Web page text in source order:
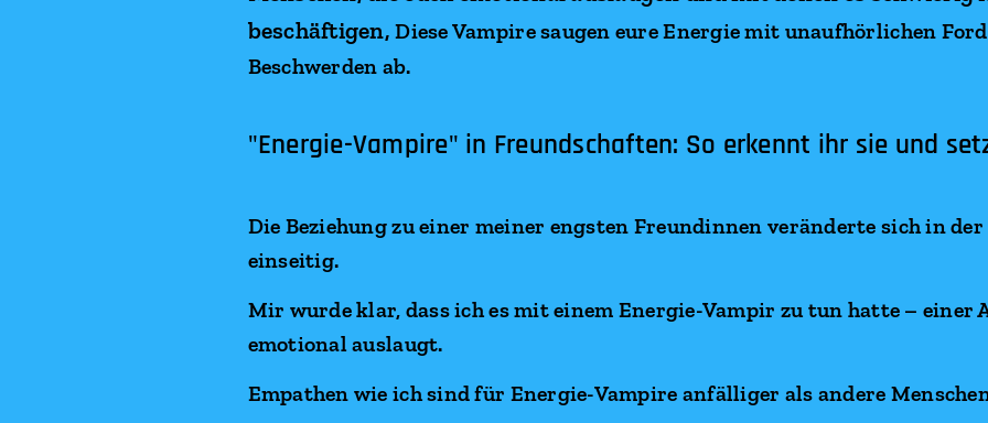
beschäftigen,Diese Vampire saugen eure Energie mit unaufhörlichen
Beschwerden ab.
"Energie-Vampire" in Freundschaften: So erkennt ihr sie und
Die Beziehung zu einer meiner engsten Freundinnen veränderte sich in
einseitig.
Mir wurde klar, dass ich es mit einem Energie-Vampir zu tun hatte – einer
emotional auslaugt.
Empathen wie ich sind für Energie-Vampire anfälliger als andere